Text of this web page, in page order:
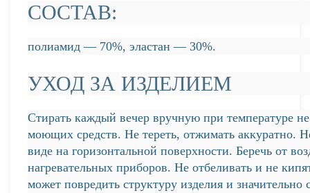
СОСТАВ:
полиамид — 70%, эластан — 30%.
УХОД ЗА ИЗДЕЛИЕМ
Стирать каждый вечер вручную при температуре
моющих средств. Не тереть, отжимать аккуратно.
виде на горизонтальной поверхности. Беречь от
нагревательных приборов. Не отбеливать и не
может повредить структуру изделия и